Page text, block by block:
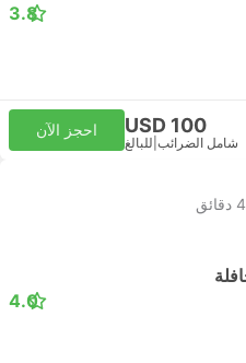
3.8
USD 100
شامل الضرائب للبالغ
احجز الآن
4.0